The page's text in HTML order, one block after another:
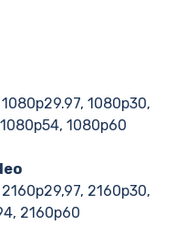
1080p30,
1080p60
2160p30,
2160p60